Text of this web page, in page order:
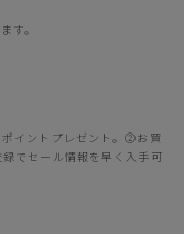
す。
イントプレゼント。②お買
でセール情報を早く入手可